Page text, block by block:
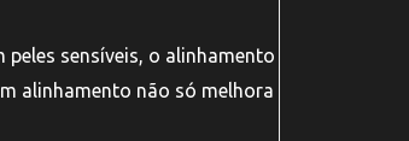
sensíveis, o alinhamento
alinhamento não só melhora